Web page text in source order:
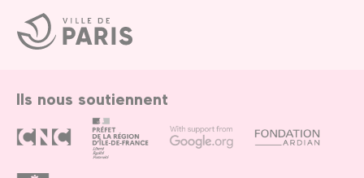
Ville
de
Paris
Ils nous soutiennent